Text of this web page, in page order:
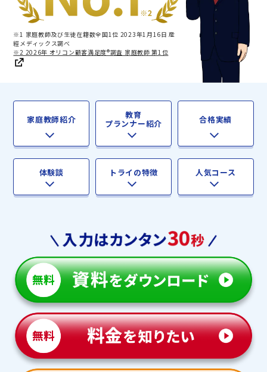
※1 家庭教師及び生徒在籍数全国1位 2023年1月16日 産
經メディックス調べ
※2 2026年 オリコン顧客満足度®調査 家庭教師 第1位
家庭教師紹介 教育
プランナー紹介 合格実績
体験談 トライの特徴 人気コース